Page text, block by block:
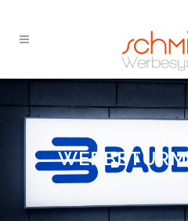
WERBETURM